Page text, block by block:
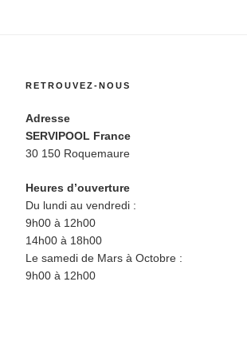
RETROUVEZ-NOUS
Adresse
SERVIPOOL France
30 150 Roquemaure
Heures d’ouverture
Du lundi au vendredi :
9h00 à 12h00
14h00 à 18h00
Le samedi de Mars à Octobre :
9h00 à 12h00